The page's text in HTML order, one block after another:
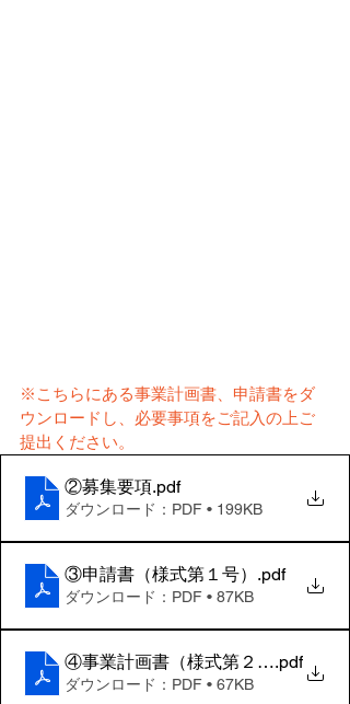
※こちらにある事業計画書、申請書をダ
ウンロードし、必要事項をご記入の上ご
提出ください。
②募集要項.pdf
ダウンロード：PDF • 199KB
③申請書（様式第１号） .pdf
ダウンロード：PDF • 87KB
④事業計画書（様式第２号）
.pdf
ダウンロード：PDF • 67KB